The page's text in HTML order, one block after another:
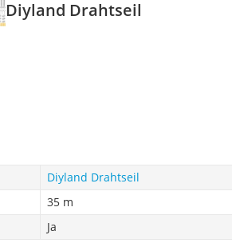
Diyland Drahtseil
Diyland Drahtseil
35 m
Ja